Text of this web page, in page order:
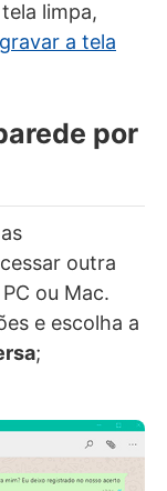
limpa,
gravar a tela
por
outra
ou Mac.
e escolha a
;